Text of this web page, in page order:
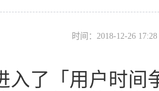
时间：2018-12-26
入了「用户时间